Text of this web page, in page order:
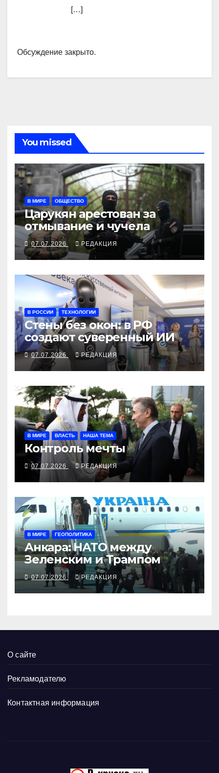
[…]
Обсуждение закрыто.
You missed
В МИРЕ ОБЩЕСТВО
Царукян арестован за
отмывание и чучела
07.07.2026 РЕДАКЦИЯ
В РОССИИ ТЕХНОЛОГИИ
Стены без окон: в РФ
создают суверенный ИИ
07.07.2026 РЕДАКЦИЯ
В МИРЕ ВЛАСТЬ НАША ТЕМА
Контроль мечты
07.07.2026 РЕДАКЦИЯ
В МИРЕ ГЕОПОЛИТИКА
Анкара: НАТО между
Зеленским и Трампом
07.07.2026 РЕДАКЦИЯ
О сайте
Рекламодателю
Контактная информация